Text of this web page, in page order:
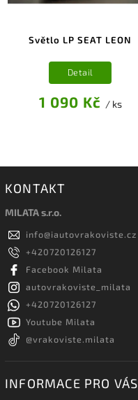
Světlo LP SEAT LEON
1 090 Kč / ks
Detail
KONTAKT
MILATA s.r.o.
info@iautovrakoviste.cz
+420720126127
Facebook Milata
autovrakoviste_milata
+420720126127
Youtube Milata
@vrakoviste.milata
INFORMACE PRO VÁS